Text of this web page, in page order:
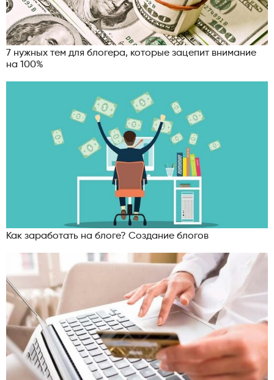
7 нужных тем для блогера, которые зацепит внимание
на 100%
Как заработать на блоге? Создание блогов